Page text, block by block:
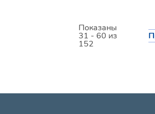
Показаны
31 - 60 из
152